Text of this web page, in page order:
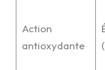
Action
antioxydante